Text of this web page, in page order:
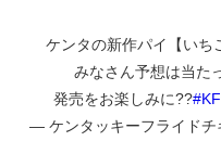
ケンタの新作パイ【いち
みなさん予想は当た
発売をお楽しみに??
— ケンタッキーフライドチ